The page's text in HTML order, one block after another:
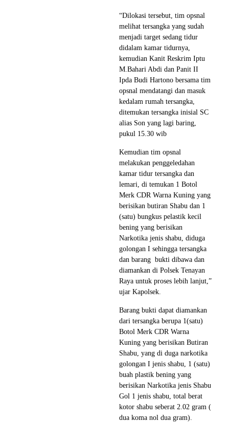
“Dilokasi tersebut, tim opsnal
melihat tersangka yang sudah
menjadi target sedang tidur
didalam kamar tidurnya,
kemudian Kanit Reskrim Iptu
M.Bahari Abdi dan Panit II
Ipda Budi Hartono bersama tim
opsnal mendatangi dan masuk
kedalam rumah tersangka,
ditemukan tersangka inisial SC
alias Son yang lagi baring,
pukul 15.30 wib
Kemudian tim opsnal
melakukan penggeledahan
kamar tidur tersangka dan
lemari, di temukan 1 Botol
Merk CDR Warna Kuning yang
berisikan butiran Shabu dan 1
(satu) bungkus pelastik kecil
bening yang berisikan
Narkotika jenis shabu, diduga
golongan I sehingga tersangka
dan barang bukti dibawa dan
diamankan di Polsek Tenayan
Raya untuk proses lebih lanjut,”
ujar Kapolsek.
Barang bukti dapat diamankan
dari tersangka berupa 1(satu)
Botol Merk CDR Warna
Kuning yang berisikan Butiran
Shabu, yang di duga narkotika
golongan I jenis shabu, 1 (satu)
buah plastik bening yang
berisikan Narkotika jenis Shabu
Gol 1 jenis shabu, total berat
kotor shabu seberat 2.02 gram (
dua koma nol dua gram).